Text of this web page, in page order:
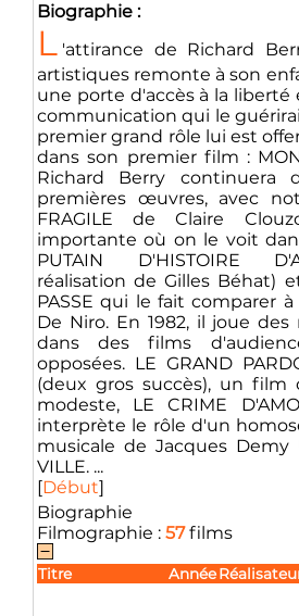
Biographie :
L 'attirance de Richard
artistiques remonte à son
une porte d'accès à la
communication qui le
premier grand rôle lui est
dans son premier film :
Richard Berry continuera
premières œuvres, avec
FRAGILE de Claire
importante où on le voit
PUTAIN D'HISTOIRE
réalisation de Gilles Béhat)
PASSE qui le fait comparer
De Niro. En 1982, il joue
dans des films
opposées. LE GRAND
(deux gros succès), un
modeste, LE CRIME
interprète le rôle d'un
musicale de Jacques Demy
VILLE. ...
[Début]
Biographie
Filmographie : 57films
Titre Année